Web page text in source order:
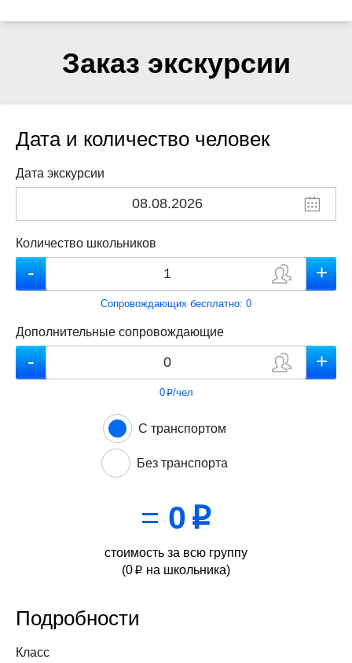
Заказ экскурсии
Дата и количество человек
Дата экскурсии
Количество школьников
Сопровождающих бесплатно: 0
Дополнительные сопровождающие
0p/чел
С транспортом
Без транспорта
= 0 p
стоимость за всю группу
(0 p на школьника)
Подробности
Класс